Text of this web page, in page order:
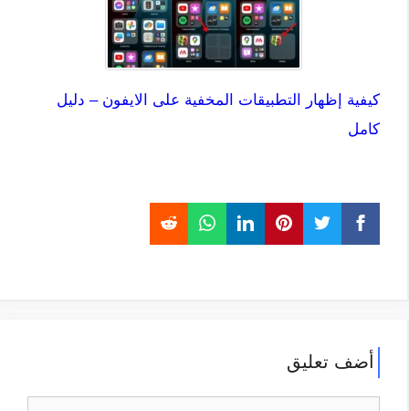
كيفية إظهار التطبيقات المخفية على الايفون – دليل
كامل
أضف تعليق